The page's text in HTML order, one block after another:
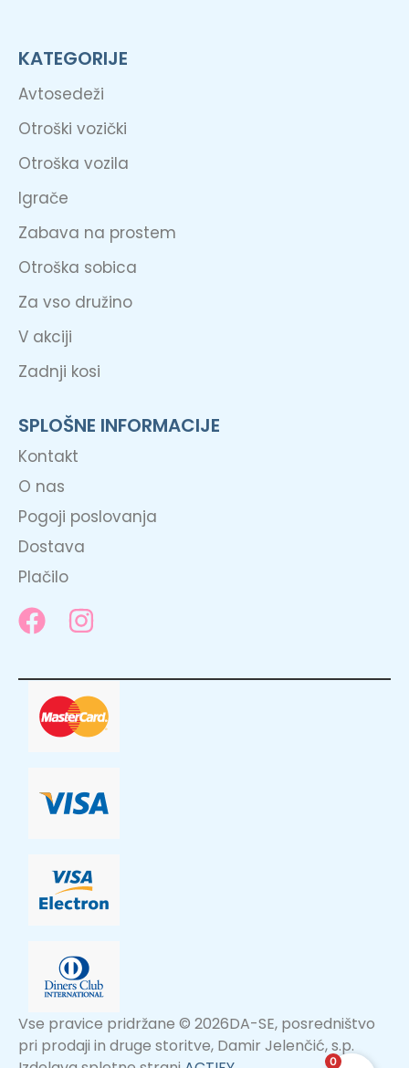
KATEGORIJE
Avtosedeži
Otroški vozički
Otroška vozila
Igrače
Zabava na prostem
Otroška sobica
Za vso družino
V akciji
Zadnji kosi
SPLOŠNE INFORMACIJE
Kontakt
O nas
Pogoji poslovanja
Dostava
Plačilo
Vse pravice pridržane © 2026DA-SE, posredništvo
pri prodaji in druge storitve, Damir Jelenčić, s.p.
0